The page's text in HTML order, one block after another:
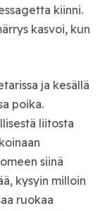
kiinni.
kasvoi, kun
ja kesällä
poika.
liitosta
siinä
kysyin milloin
ruokaa